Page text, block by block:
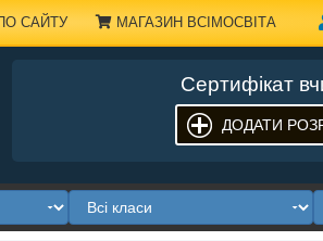
САЙТУ МАГАЗИН ВСІМОСВІТА
Сертифікат
ДОДАТИ